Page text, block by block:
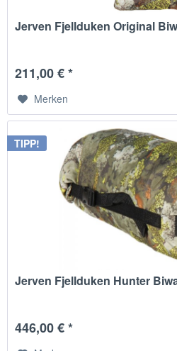
Jerven Fjellduken Original
211,00 € *
Merken
TIPP!
Jerven Fjellduken Hunter
446,00 € *